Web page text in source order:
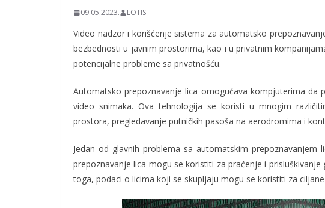
09.05.2023. LOTIS
Video nadzor i korišćenje sistema za automatsko
bezbednosti u javnim prostorima, kao i u privatnim
potencijalne probleme sa privatnošću.
Automatsko prepoznavanje lica omogućava kompjuterima da
video snimaka. Ova tehnologija se koristi u mnogim
prostora, pregledavanje putničkih pasoša na aerodromima i
Jedan od glavnih problema sa automatskim
prepoznavanje lica mogu se koristiti za praćenje i
toga, podaci o licima koji se skupljaju mogu se koristiti za